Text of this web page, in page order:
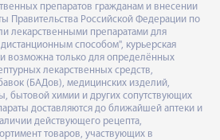
препаратов гражданам и внесении
Правительства Российской Федерации по
лекарственными препаратами для
способом", курьерская
возможна только для определённых
лекарственных средств,
(БАДов), медицинских изделий,
бытовой химии и других сопутствующих
доставляются до ближайшей аптеки и
действующего рецепта,
товаров, участвующих в